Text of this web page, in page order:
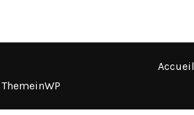
ThemeinWP
Accueil